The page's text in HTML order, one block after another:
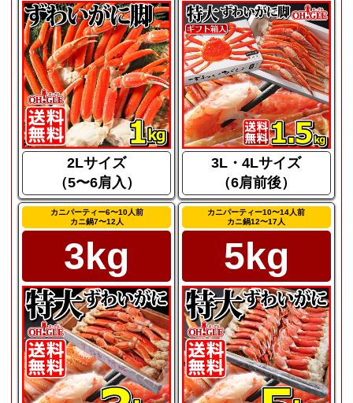
2Lサイズ
（5〜6肩入）
3L・4Lサイズ
（6肩前後）
カニパーティー6〜10人前
カニ鍋7〜12人
3kg
カニパーティー10〜14人前
カニ鍋12〜17人
5kg